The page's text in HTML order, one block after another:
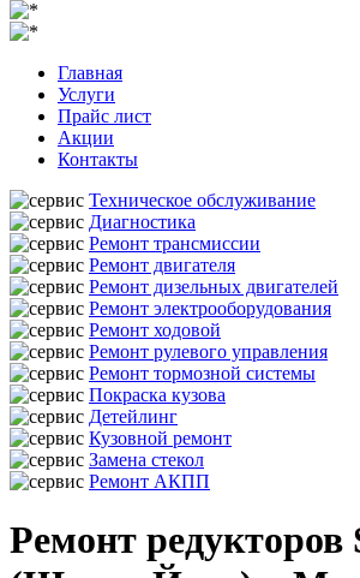
Главная
Услуги
Прайс лист
Акции
Контакты
Техническое обслуживание
Диагностика
Ремонт трансмиссии
Ремонт двигателя
Ремонт дизельных двигателей
Ремонт электрооборудования
Ремонт ходовой
Ремонт рулевого управления
Ремонт тормозной системы
Покраска кузова
Детейлинг
Кузовной ремонт
Замена стекол
Ремонт АКПП
Ремонт редукторов